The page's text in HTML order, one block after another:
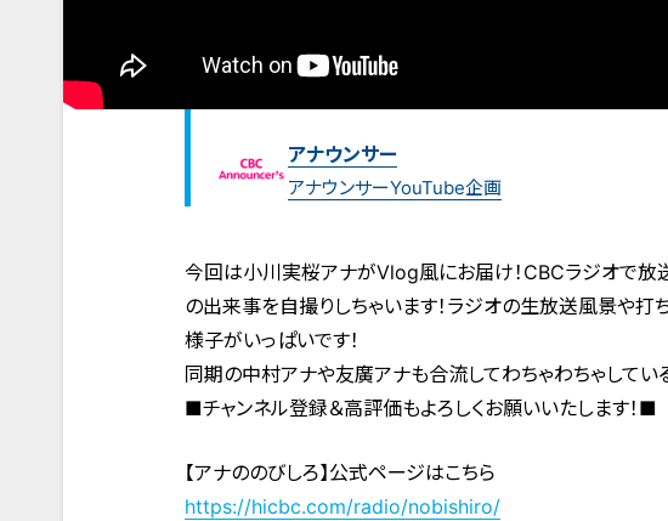
アナウンサー
アナウンサーYouTube企画
今回は小川実桜アナがVlog風にお届け！CBCラジオで放
の出来事を自撮りしちゃいます！ラジオの生放送風景や
様子がいっぱいです！
同期の中村アナや友廣アナも合流してわちゃわちゃしてい
■チャンネル登録＆高評価もよろしくお願いいたします！■
【アナののびしろ】公式ページはこちら
https://hicbc.com/radio/nobishiro/